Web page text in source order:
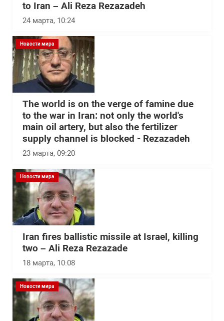
to Iran – Ali Reza Rezazadeh
24 марта, 10:24
Новости мира
The world is on the verge of famine due
to the war in Iran: not only the world's
main oil artery, but also the fertilizer
supply channel is blocked - Rezazadeh
23 марта, 09:20
Новости мира
Iran fires ballistic missile at Israel, killing
two – Ali Reza Rezazade
18 марта, 10:08
Новости мира